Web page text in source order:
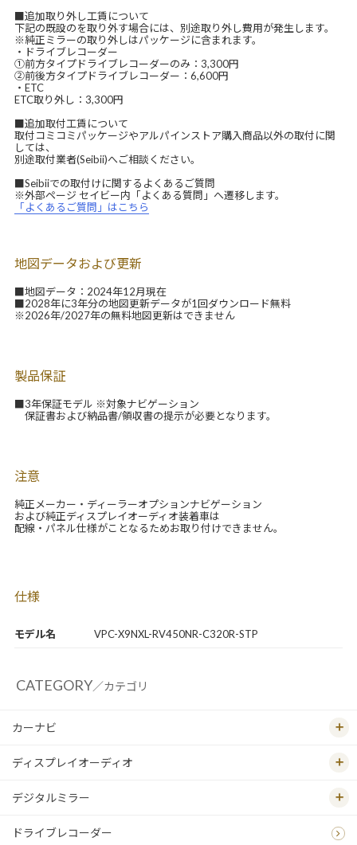
モデル名 VPC-X9NXL-RV450NR-C320R-STP
■追加取り外し工賃について
下記の既設のを取り外す場合には、別途取り外し費用が発生します。
※純正ミラーの取り外しはパッケージに含まれます。
・ドライブレコーダー
①前方タイプドライブレコーダーのみ：3,300円
②前後方タイプドライブレコーダー：6,600円
・ETC
ETC取り外し：3,300円
■追加取付工賃について
取付コミコミパッケージやアルパインストア購入商品以外の取付に関
しては、
別途取付業者(Seibii)へご相談ください。
■Seibiiでの取付けに関するよくあるご質問
※外部ページ セイビー内「よくある質問」へ遷移します。
「よくあるご質問」はこちら
地図データおよび更新
■地図データ：2024年12月現在
■2028年に3年分の地図更新データが1回ダウンロード無料
※2026年/2027年の無料地図更新はできません
製品保証
■3年保証モデル ※対象ナビゲーション
保証書および納品書/領収書の提示が必要となります。
注意
純正メーカー・ディーラーオプションナビゲーション
および純正ディスプレイオーディオ装着車は
配線・パネル仕様がことなるためお取り付けできません。
仕様
CATEGORY／カテゴリ
カーナビ
ディスプレイオーディオ
デジタルミラー
ドライブレコーダー